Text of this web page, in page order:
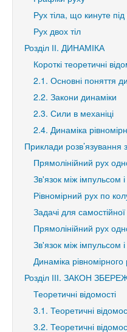
Рух тіла, що кинуте
Рух двох тіл
Розділ ІІ. ДИНАМІКА
Короткі теоретичні
2.1. Основні поняття
2.2. Закони динаміки
2.3. Сили в механіці
2.4. Динаміка
Приклади розв’язування
Прямолінійний рух
Зв'язок між імпульсом
Рівномірний рух по
Задачі для
Прямолінійний рух
Зв'язок між імпульсом
Динаміка
Розділ ІІІ. ЗАКОН
Теоретичні відомості
3.1. Теоретичні
3.2. Теоретичні